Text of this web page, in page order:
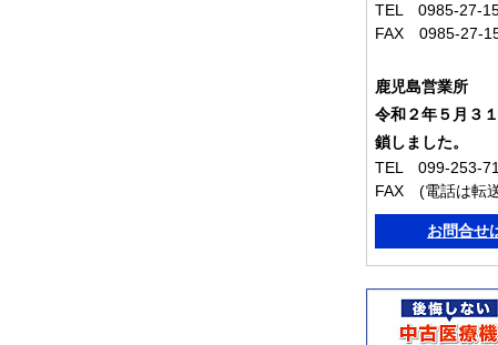
TEL 0985-27-
FAX 0985-27-
鹿児島営業所
令和２年５月３
鎖しました。
TEL 099-253-
FAX (電話は転
お問合せ